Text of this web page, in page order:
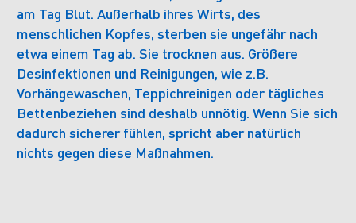
am Tag Blut. Außerhalb ihres Wirts, des
menschlichen Kopfes, sterben sie ungefähr nach
etwa einem Tag ab. Sie trocknen aus. Größere
Desinfektionen und Reinigungen, wie z.B.
Vorhängewaschen, Teppichreinigen oder tägliches
Bettenbeziehen sind deshalb unnötig. Wenn Sie sich
dadurch sicherer fühlen, spricht aber natürlich
nichts gegen diese Maßnahmen.